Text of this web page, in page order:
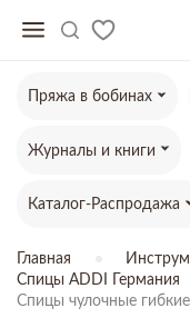
Пряжа в бобинах
Журналы и книги
Каталог-Распродажа
Главная
Спицы ADDI Германия
Спицы чулочные